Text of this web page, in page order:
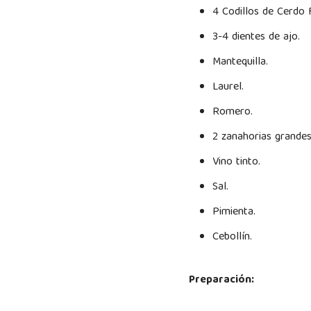
4 Codillos de Cerdo
3-4 dientes de ajo.
Mantequilla.
Laurel.
Romero.
2 zanahorias
Vino tinto.
Sal.
Pimienta.
Cebollín.
Preparación: